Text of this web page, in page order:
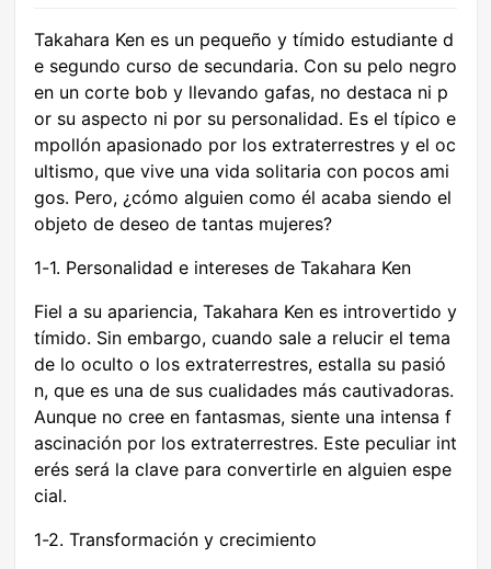
Takahara Ken es un pequeño y tímido estudiante d
e segundo curso de secundaria. Con su pelo negro
en un corte bob y llevando gafas, no destaca ni p
or su aspecto ni por su personalidad. Es el típico e
mpollón apasionado por los extraterrestres y el oc
ultismo, que vive una vida solitaria con pocos ami
gos. Pero, ¿cómo alguien como él acaba siendo el
objeto de deseo de tantas mujeres?
1-1. Personalidad e intereses de Takahara Ken
Fiel a su apariencia, Takahara Ken es introvertido y
tímido. Sin embargo, cuando sale a relucir el tema
de lo oculto o los extraterrestres, estalla su pasió
n, que es una de sus cualidades más cautivadoras.
Aunque no cree en fantasmas, siente una intensa f
ascinación por los extraterrestres. Este peculiar int
erés será la clave para convertirle en alguien espe
cial.
1-2. Transformación y crecimiento